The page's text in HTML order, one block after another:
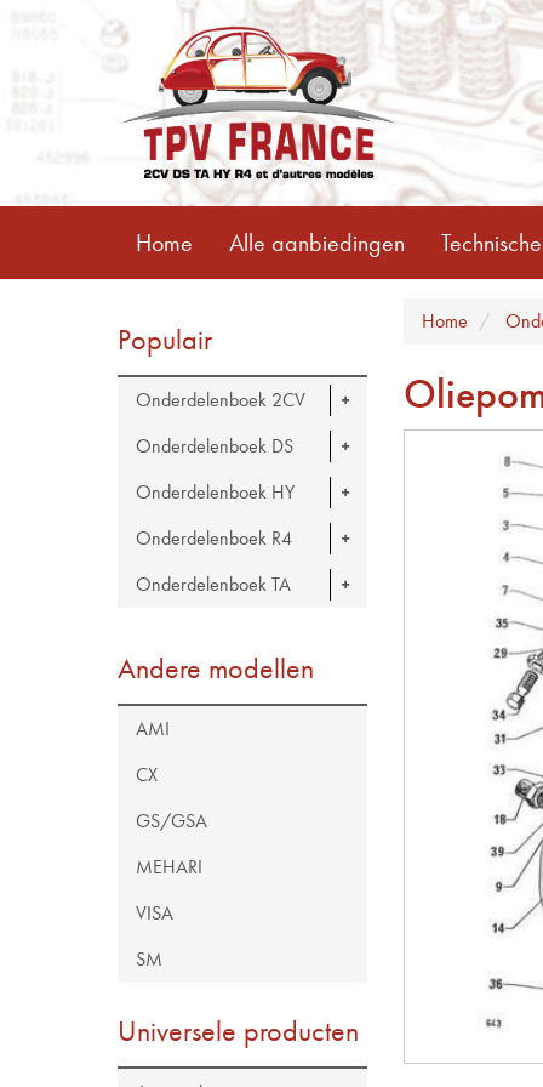
Home Alle aanbiedingen
Populair
Onderdelenboek 2CV
Onderdelenboek DS
Onderdelenboek HY
Onderdelenboek R4
Onderdelenboek TA
Andere modellen
AMI
CX
GS/GSA
MEHARI
VISA
SM
Universele producten
Home